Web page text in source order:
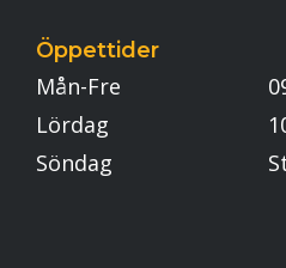
Öppettider
Mån-Fre
Lördag
Söndag